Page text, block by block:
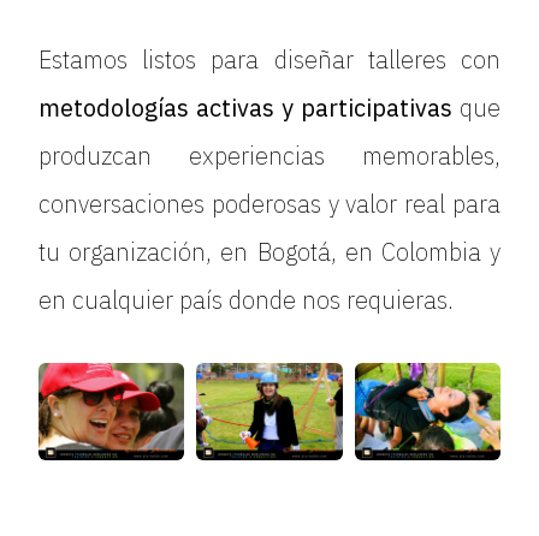
Estamos listos para diseñar talleres con
metodologías activas y participativas que
produzcan experiencias memorables,
conversaciones poderosas y valor real para
tu organización, en Bogotá, en Colombia y
en cualquier país donde nos requieras.